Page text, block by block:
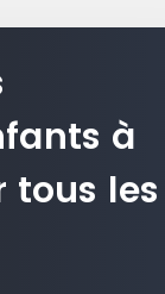
à
tous les